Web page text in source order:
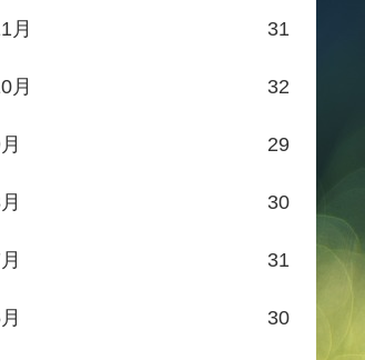
月 31
月 32
29
30
31
30